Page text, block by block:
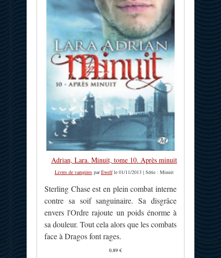
Adrian, Lara. Minuit, tome 10. Après minuit
Livres de vampiresparEwelfle 01/11/2013 | Série : Minuit
Sterling Chase est en plein combat interne
contre sa soif sanguinaire. Sa disgrâce
envers l'Ordre rajoute un poids énorme à
sa douleur. Tout cela alors que les combats
face à Dragos font rages.
0,89 €